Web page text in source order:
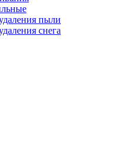
пыли
снега